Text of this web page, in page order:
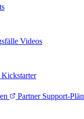
Videos
Kickstarter
Partner Support-